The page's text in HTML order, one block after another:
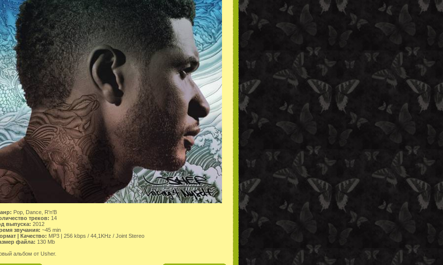
Pop, Dance, R'n'B
треков: 14
выпуска: 2012
звучания: ~45 min
| Качество: MP3 | 256 kbps / 44,1KHz / Joint Stereo
файла: 130 Mb
альбом от Usher.